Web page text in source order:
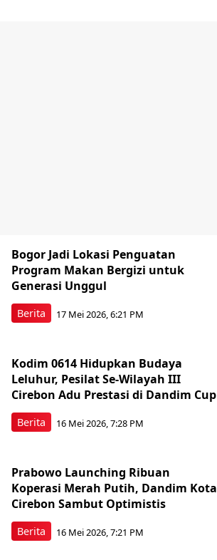
Berita
Bogor Jadi Lokasi Penguatan
Program Makan Bergizi untuk
Generasi Unggul
17 Mei 2026, 6:21 PM
Berita
Kodim 0614 Hidupkan Budaya
Leluhur, Pesilat Se-Wilayah III
Cirebon Adu Prestasi di Dandim Cup
16 Mei 2026, 7:28 PM
Berita
Prabowo Launching Ribuan
Koperasi Merah Putih, Dandim Kota
Cirebon Sambut Optimistis
16 Mei 2026, 7:21 PM